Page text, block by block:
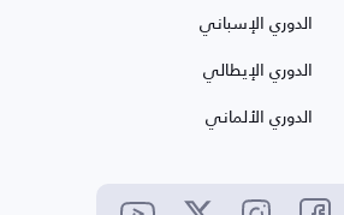
الدوري الإسباني
الدوري الإيطالي
الدوري الألماني